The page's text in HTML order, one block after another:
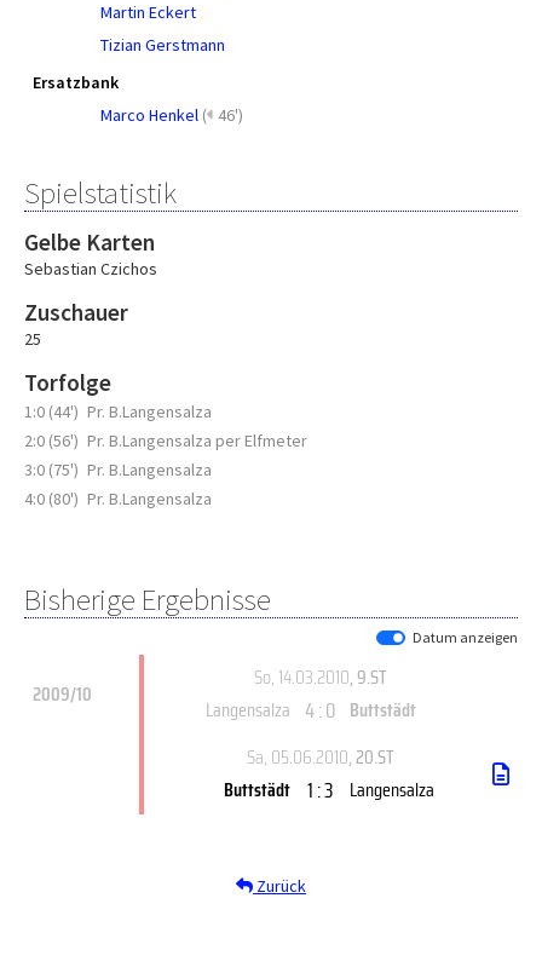
Martin Eckert
Tizian Gerstmann
Ersatzbank
Marco Henkel ( 46')
Spielstatistik
Gelbe Karten
Sebastian Czichos
Zuschauer
25
Torfolge
1:0 (44') Pr. B.Langensalza
2:0 (56') Pr. B.Langensalza per Elfmeter
3:0 (75') Pr. B.Langensalza
4:0 (80') Pr. B.Langensalza
Bisherige Ergebnisse
Datum anzeigen
2009/10
So, 14.03.2010, 9.ST
Langensalza 4 : 0 Buttstädt
Sa, 05.06.2010, 20.ST
Buttstädt 1 : 3 Langensalza
Zurück